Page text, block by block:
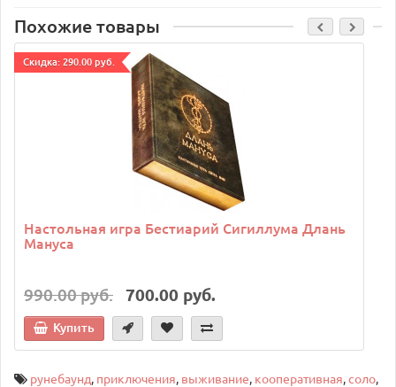
Похожие товары
Cкидка: 290.00 руб.
Настольная игра Бестиарий Сигиллума Длань
Мануса
990.00 руб. 700.00 руб.
Купить
рунебаунд, приключения, выживание, кооперативная,соло,